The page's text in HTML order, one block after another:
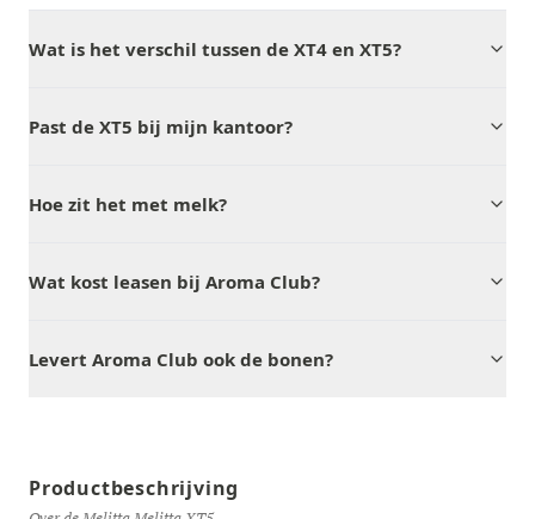
Wat is het verschil tussen de XT4 en XT5?
Past de XT5 bij mijn kantoor?
Hoe zit het met melk?
Wat kost leasen bij Aroma Club?
Levert Aroma Club ook de bonen?
Productbeschrijving